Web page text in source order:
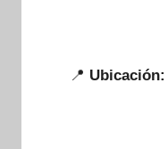
📍 Ubicación: